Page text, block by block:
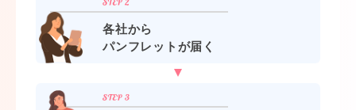
各社から
パンフレットが届く